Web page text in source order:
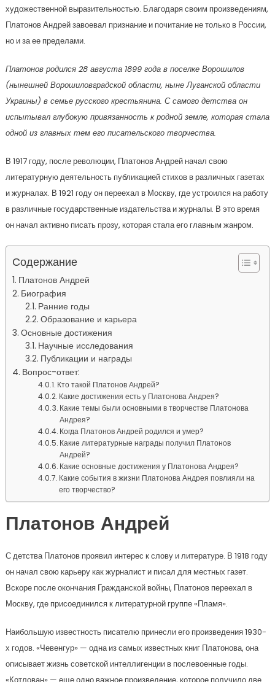
художественной выразительностью. Благодаря своим произведениям,
Платонов Андрей завоевал признание и почитание не только в России,
но и за ее пределами.
Платонов родился 28 августа 1899 года в поселке Ворошилов
(нынешней Ворошиловградской области, ныне Луганской области
Украины) в семье русского крестьянина. С самого детства он
испытывал глубокую привязанность к родной земле, которая стала
одной из главных тем его писательского творчества.
В 1917 году, после революции, Платонов Андрей начал свою
литературную деятельность публикацией стихов в различных газетах
и журналах. В 1921 году он переехал в Москву, где устроился на работу
в различные государственные издательства и журналы. В это время
он начал активно писать прозу, которая стала его главным жанром.
Содержание
Платонов Андрей
Биография
Ранние годы
Образование и карьера
Основные достижения
Научные исследования
Публикации и награды
Вопрос-ответ:
Кто такой Платонов Андрей?
Какие достижения есть у Платонова Андрея?
Какие темы были основными в творчестве Платонова
Андрея?
Когда Платонов Андрей родился и умер?
Какие литературные награды получил Платонов
Андрей?
Какие основные достижения у Платонова Андрея?
Какие события в жизни Платонова Андрея повлияли на
его творчество?
Платонов Андрей
С детства Платонов проявил интерес к слову и литературе. В 1918 году
он начал свою карьеру как журналист и писал для местных газет.
Вскоре после окончания Гражданской войны, Платонов переехал в
Москву, где присоединился к литературной группе «Пламя».
Наибольшую известность писателю принесли его произведения 1930-
х годов. «Чевенгур» — одна из самых известных книг Платонова, она
описывает жизнь советской интеллигенции в послевоенные годы.